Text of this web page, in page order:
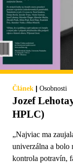
Článek | Osobnosti
Jozef
HPLC)
„Najviac ma
univerzálna a bolo
kontrola potravín,